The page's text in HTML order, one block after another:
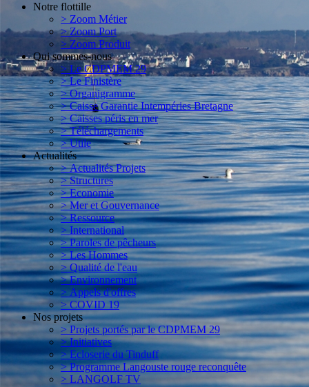
Notre flottille
> Zoom Métier
> Zoom Port
> Zoom Produit
Qui sommes-nous
> Le CDPMEM 29
> Le Finistère
> Organigramme
> Caisse Garantie Intempéries Bretagne
> Caisses péris en mer
> Téléchargements
> Utile
Actualités
> Actualités Projets
> Structures
> Economie
> Mer et Gouvernance
> Ressource
> International
> Paroles de pêcheurs
> Les Hommes
> Qualité de l'eau
> Environnement
> Appels d'offres
> COVID 19
Nos projets
> Projets portés par le CDPMEM 29
> Initiatives
> Ecloserie du Tinduff
> Programme Langouste rouge reconquête
> LANGOLF TV